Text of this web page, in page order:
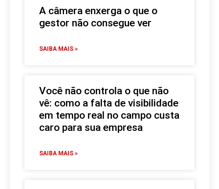
A câmera enxerga o que o
gestor não consegue ver
SAIBA MAIS »
Você não controla o que não
vê: como a falta de visibilidade
em tempo real no campo custa
caro para sua empresa
SAIBA MAIS »